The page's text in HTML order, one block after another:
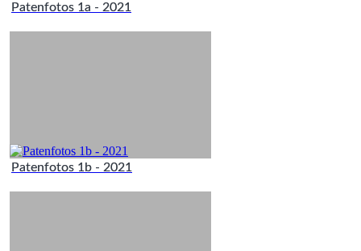
Patenfotos 1a - 2021
Patenfotos 1b - 2021